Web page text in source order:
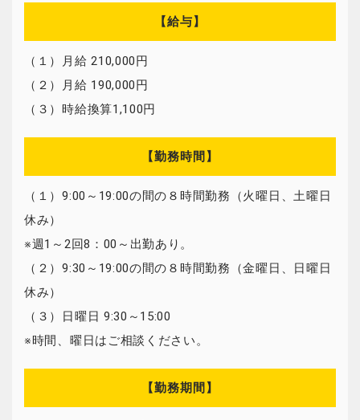
【給与】
（１）月給 210,000円
（２）月給 190,000円
（３）時給換算1,100円
【勤務時間】
（１）9:00～19:00の間の８時間勤務（火曜日、土曜日
休み）
※週1～2回8：00～出勤あり。
（２）9:30～19:00の間の８時間勤務（金曜日、日曜日
休み）
（３）日曜日 9:30～15:00
※時間、曜日はご相談ください。
【勤務期間】